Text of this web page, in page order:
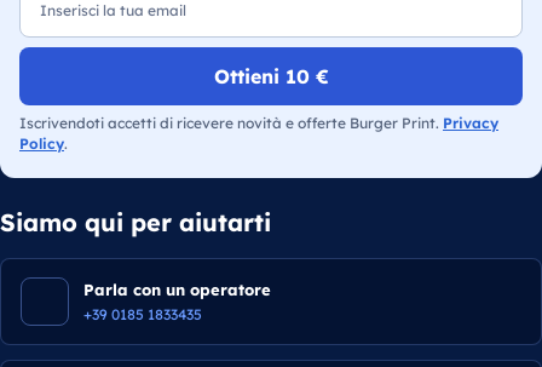
Ottieni 10 €
Iscrivendoti accetti di ricevere novità e offerte Burger Print. Privacy
Policy.
Siamo qui per aiutarti
Parla con un operatore
+39 0185 1833435